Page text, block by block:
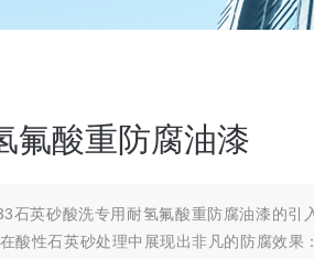
氟酸重防腐油漆
石英砂酸洗专用耐氢氟酸重防腐油漆的引
酸性石英砂处理中展现出非凡的防腐效果